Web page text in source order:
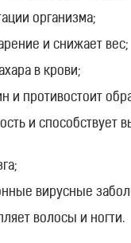
организма;
и снижает вес;
в крови;
и противостоит
и
вирусные
волосы и ногти.